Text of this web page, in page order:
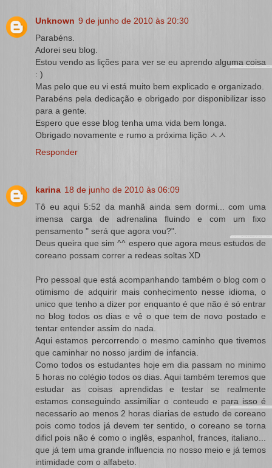
Unknown 9 de junho de 2010 às 20:30
Parabéns.
Adorei seu blog.
Estou vendo as lições para ver se eu aprendo alguma coisa
: )
Mas pelo que eu vi está muito bem explicado e organizado.
Parabéns pela dedicação e obrigado por disponibilizar isso
para a gente.
Espero que esse blog tenha uma vida bem longa.
Obrigado novamente e rumo a próxima lição ㅅㅅ
Responder
karina 18 de junho de 2010 às 06:09
Tô eu aqui 5:52 da manhã ainda sem dormi... com uma
imensa carga de adrenalina fluindo e com um fixo
pensamento " será que agora vou?".
Deus queira que sim ^^ espero que agora meus estudos de
coreano possam correr a redeas soltas XD
Pro pessoal que está acompanhando também o blog com o
otimismo de adquirir mais conhecimento nesse idioma, o
unico que tenho a dizer por enquanto é que não é só entrar
no blog todos os dias e vê o que tem de novo postado e
tentar entender assim do nada.
Aqui estamos percorrendo o mesmo caminho que tivemos
que caminhar no nosso jardim de infancia.
Como todos os estudantes hoje em dia passam no minimo
5 horas no colégio todos os dias. Aqui também teremos que
estudar as coisas aprendidas e testar se realmente
estamos conseguindo assimiliar o conteudo e para isso é
necessario ao menos 2 horas diarias de estudo de coreano
pois como todos já devem ter sentido, o coreano se torna
dificl pois não é como o inglês, espanhol, frances, italiano...
que já tem uma grande influencia no nosso meio e já temos
intimidade com o alfabeto.